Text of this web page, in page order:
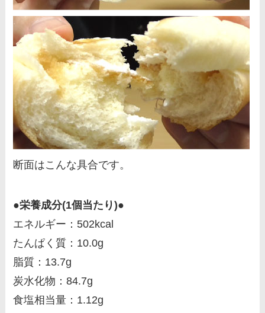
断面はこんな具合です。
●栄養成分(1個当たり)●
エネルギー：502kcal
たんぱく質：10.0g
脂質：13.7g
炭水化物：84.7g
食塩相当量：1.12g